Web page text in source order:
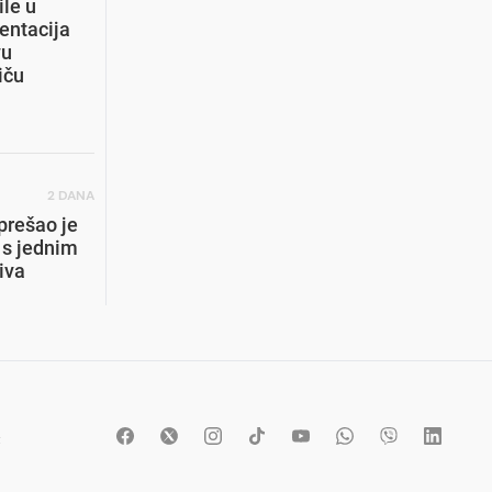
u
2 DANA
je
jednim
15
Siti dovodi marokanskog tinejdžera